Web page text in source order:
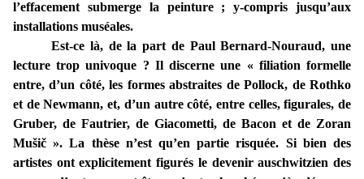
l’effacement submerge la peinture ; y-compris jusqu’aux
installations muséales.
Est-ce là, de la part de Paul Bernard-Nouraud, une
lecture trop univoque ? Il discerne une « filiation formelle
entre, d’un côté, les formes abstraites de Pollock, de Rothko
et de Newmann, et, d’un autre côté, entre celles, figurales, de
Gruber, de Fautrier, de Giacometti, de Bacon et de Zoran
Mušič ». La thèse n’est qu’en partie risquée. Si bien des
artistes ont explicitement figurés le devenir auschwitzien des